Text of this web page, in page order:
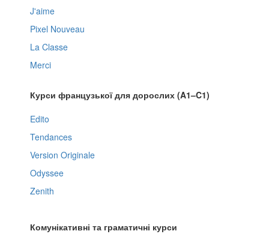
J'aime
Pixel Nouveau
La Classe
Merci
Курси французької для дорослих (A1–C1)
Edito
Tendances
Version Originale
Odyssee
Zenith
Комунікативні та граматичні курси